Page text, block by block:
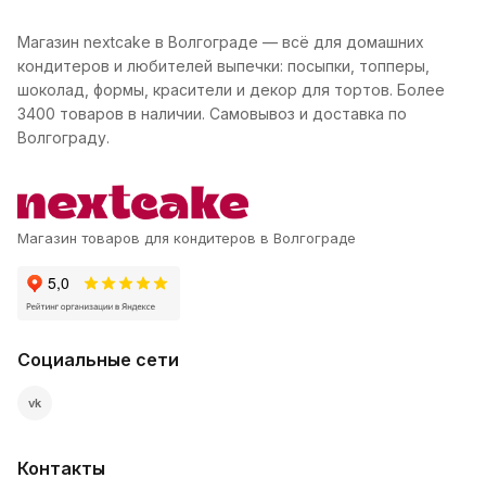
Магазин nextcake в Волгограде — всё для домашних
кондитеров и любителей выпечки: посыпки, топперы,
шоколад, формы, красители и декор для тортов. Более
3400 товаров в наличии. Самовывоз и доставка по
Волгограду.
Магазин товаров для кондитеров в Волгограде
Социальные сети
vk
Контакты